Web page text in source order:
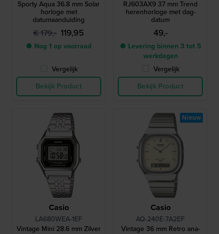
Sporty Aqua 36.8 mm Solar
horloge met
datumaanduiding
€ 179,- 119,95
● Nog 1 op voorraad
Vergelijk
Bekijk Product
RJ603AX9 37 mm Trend
herenhorloge met dag-
datum
49,-
● Levering binnen 3 tot 5
werkdagen
Vergelijk
Bekijk Product
Casio
LA680WEA-1EF
Vintage Mini 28.6 mm Zilver
Casio
AQ-240E-7A2EF
Vintage 36 mm Retro ana-
Nieuw